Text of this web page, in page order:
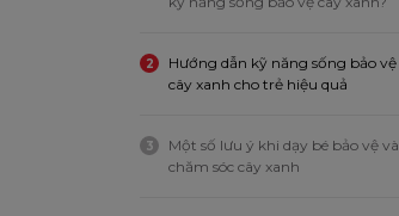
2
Hướng dẫn kỹ năng sống bảo vệ
cây xanh cho trẻ hiệu quả
3
Một số lưu ý khi dạy bé bảo vệ và
chăm sóc cây xanh